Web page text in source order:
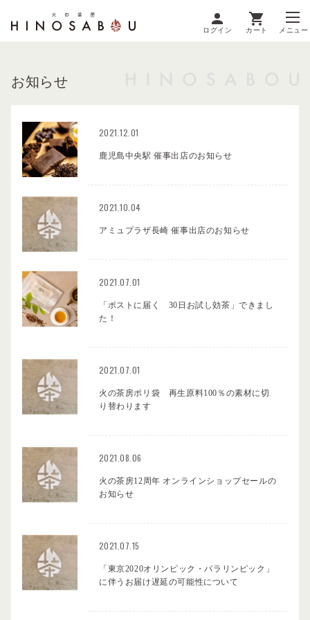
ログイン カート メニュー
お知らせ
2021.12.01
鹿児島中央駅 催事出店のお知らせ
2021.10.04
アミュプラザ長崎 催事出店のお知らせ
2021.07.01
「ポストに届く 30日お試し効茶」できまし
た！
2021.07.01
火の茶房ポリ袋 再生原料100％の素材に切
り替わります
2021.08.06
火の茶房12周年 オンラインショップセールの
お知らせ
2021.07.15
「東京2020オリンピック・パラリンピック」
に伴うお届け遅延の可能性について